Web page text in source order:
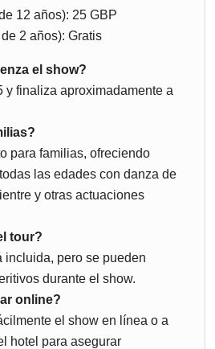
12 años): 25 GBP
2 años): Gratis
el show?
y finaliza aproximadamente a
para familias, ofreciendo
las edades con danza de
y otras actuaciones
tour?
incluida, pero se pueden
durante el show.
online?
el show en línea o a
hotel para asegurar